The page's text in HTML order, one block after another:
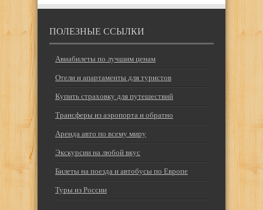
ПОЛЕЗНЫЕ ССЫЛКИ
Авиабилеты по лучшим ценам
Отели и апартаменты для туристов
Купить страховку для путешествий
Трансферы из аэропорта и обратно
Аренда авто по всему миру
Экскурсии на любой вкус
Билеты на поезда и автобусы по Европе
Туры из России